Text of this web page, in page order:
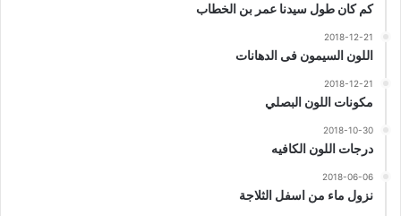
كم كان طول سيدنا عمر بن الخطاب
2018-12-21
اللون السيمون فى الدهانات
2018-12-21
مكونات اللون البصلي
2018-10-30
درجات اللون الكافيه
2018-06-06
نزول ماء من اسفل الثلاجة